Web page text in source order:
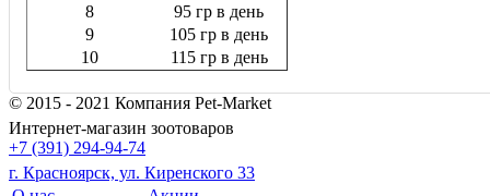
8
95 гр в день
9
105 гр в день
10
115 гр в день
© 2015 - 2021 Компания Pet-Market
Интернет-магазин зоотоваров
+7 (391) 294-94-74
г. Красноярск, ул. Киренского 33